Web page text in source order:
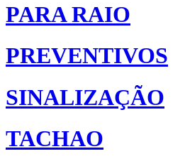
PARA RAIO
PREVENTIVOS
SINALIZAÇÃO
TACHAO